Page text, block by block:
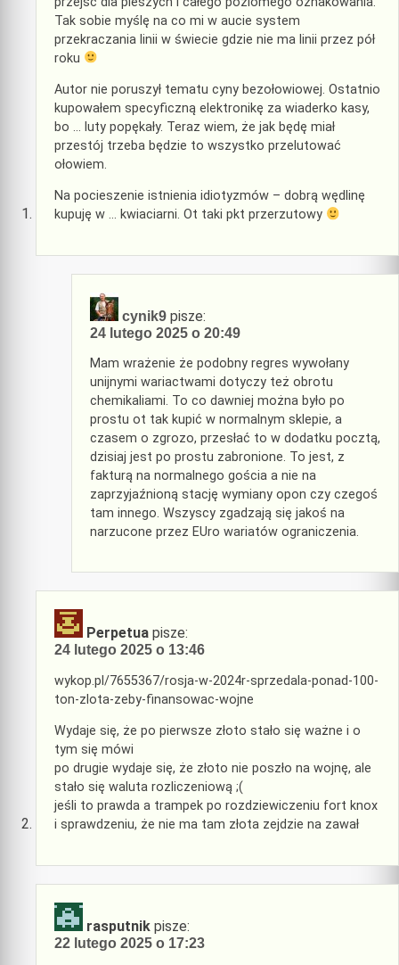
Tak sobie myślę na co mi w aucie system
przekraczania linii w świecie gdzie nie ma linii przez pół
roku
Autor nie poruszył tematu cyny bezołowiowej. Ostatnio
kupowałem specyficzną elektronikę za wiaderko kasy,
bo … luty popękały. Teraz wiem, że jak będę miał
przestój trzeba będzie to wszystko przelutować
ołowiem.
Na pocieszenie istnienia idiotyzmów – dobrą wędlinę
kupuję w … kwiaciarni. Ot taki pkt przerzutowy
cynik9 pisze:
24 lutego 2025 o 20:49
Mam wrażenie że podobny regres wywołany
unijnymi wariactwami dotyczy też obrotu
chemikaliami. To co dawniej można było po
prostu ot tak kupić w normalnym sklepie, a
czasem o zgrozo, przesłać to w dodatku pocztą,
dzisiaj jest po prostu zabronione. To jest, z
fakturą na normalnego gościa a nie na
zaprzyjaźnioną stację wymiany opon czy czegoś
tam innego. Wszyscy zgadzają się jakoś na
narzucone przez EUro wariatów ograniczenia.
Perpetua pisze:
24 lutego 2025 o 13:46
wykop.pl/7655367/rosja-w-2024r-sprzedala-ponad-100-
ton-zlota-zeby-finansowac-wojne
Wydaje się, że po pierwsze złoto stało się ważne i o
tym się mówi
po drugie wydaje się, że złoto nie poszło na wojnę, ale
stało się waluta rozliczeniową ;(
jeśli to prawda a trampek po rozdziewiczeniu fort knox
i sprawdzeniu, że nie ma tam złota zejdzie na zawał
rasputnik pisze:
22 lutego 2025 o 17:23